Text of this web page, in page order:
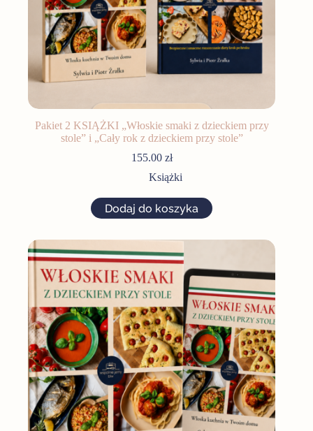
Pakiet 2 KSIĄŻKI „Włoskie smaki z dzieckiem przy
stole” i „Cały rok z dzieckiem przy stole”
155.00 zł
Książki
Dodaj do koszyka